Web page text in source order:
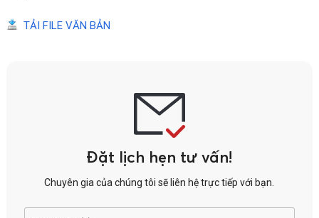
TẢI FILE VĂN BẢN
Đặt lịch hẹn tư vấn!
Chuyên gia của chúng tôi sẽ liên hệ trực tiếp với bạn.